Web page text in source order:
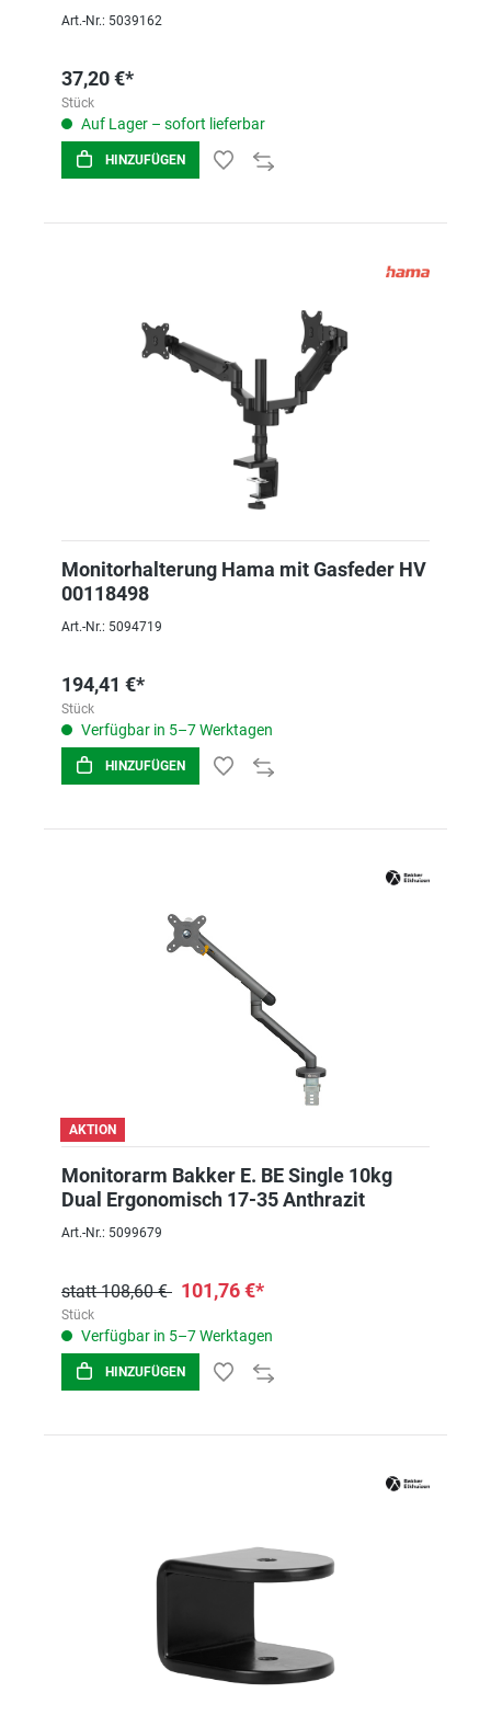
Art.-Nr.: 5039162
37,20 €*
Stück
Auf Lager – sofort lieferbar
HINZUFÜGEN
Monitorhalterung Hama mit Gasfeder HV
00118498
Art.-Nr.: 5094719
194,41 €*
Stück
Verfügbar in 5–7 Werktagen
HINZUFÜGEN
AKTION
Monitorarm Bakker E. BE Single 10kg
Dual Ergonomisch 17-35 Anthrazit
Art.-Nr.: 5099679
statt 108,60 € 101,76 €*
Stück
Verfügbar in 5–7 Werktagen
HINZUFÜGEN